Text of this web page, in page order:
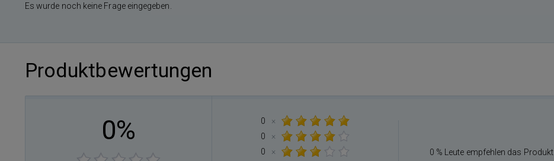
Es wurde noch keine Frage eingegeben.
Produktbewertungen
0% 0
×
0
×
0
×
0 % Leute empfehlen das Produkt